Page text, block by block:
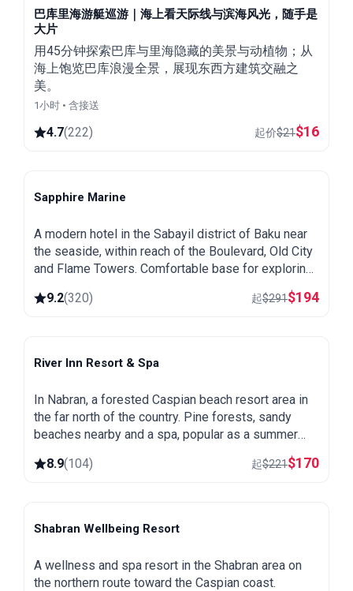
巴库里海游艇巡游｜海上看天际线与滨海风光，随手是
大片
用45分钟探索巴库与里海隐藏的美景与动植物；从
海上饱览巴库浪漫全景，展现东西方建筑交融之
美。
1小时 • 含接送
4.7(222) 起价$21$16
Baku
Sapphire Marine
A modern hotel in the Sabayil district of Baku near
the seaside, within reach of the Boulevard, Old City
and Flame Towers. Comfortable base for exploring
9.2(320) 起$291$194
Nabran
River Inn Resort & Spa
In Nabran, a forested Caspian beach resort area in
the far north of the country. Pine forests, sandy
beaches nearby and a spa, popular as a summer
8.9(104) 起$221$170
Shabran
Shabran Wellbeing Resort
A wellness and spa resort in the Shabran area on
the northern route toward the Caspian coast.